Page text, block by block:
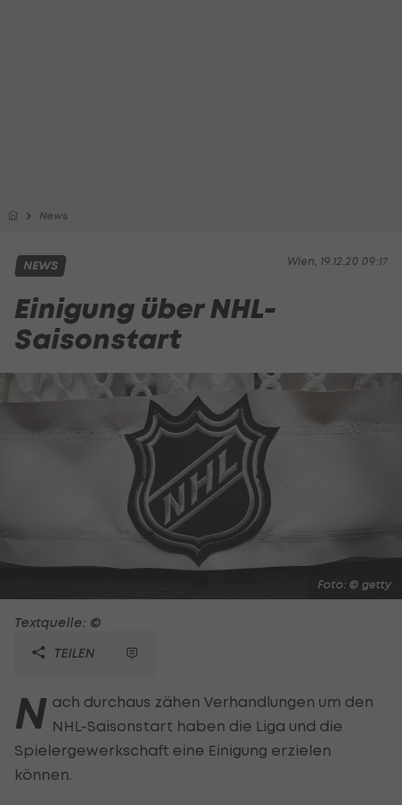
News
Wien, 19.12.20 09:17
NEWS
Einigung über NHL-
Saisonstart
Foto: © getty
Textquelle: ©
TEILEN
N ach durchaus zähen Verhandlungen um den
NHL-Saisonstart haben die Liga und die
Spielergewerkschaft eine Einigung erzielen
können.